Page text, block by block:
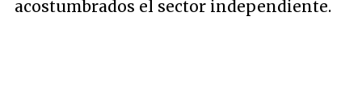
acostumbrados el sector independiente.